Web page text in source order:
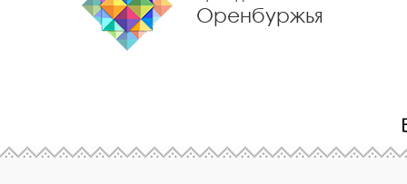
Оренбуржья